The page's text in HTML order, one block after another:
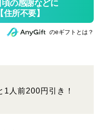
のeギフトとは？
人前200円引き！